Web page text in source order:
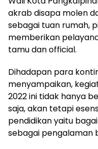
akrab disapa molen
sebagai tuan rumah,
memberikan
tamu dan official.
Dihadapan para
menyampaikan,
2022 ini tidak hanya
saja, akan tetapi
pendidikan yaitu
sebagai pengalaman